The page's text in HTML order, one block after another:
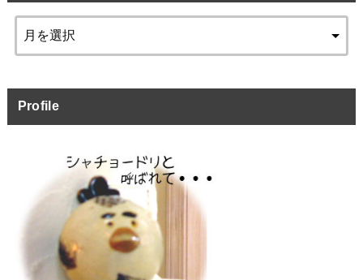
Profile